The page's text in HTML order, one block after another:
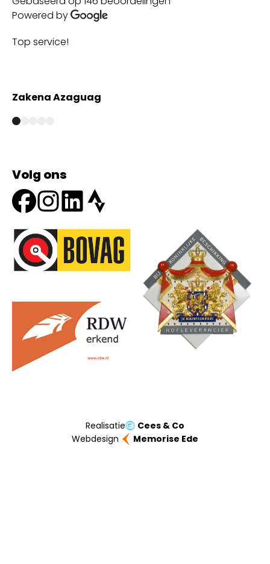
Powered by
Top service!
Zakena Azaguag
Volg ons
Onze partners
Realisatie
Cees & Co
Webdesign
Memorise Ede